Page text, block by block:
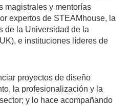
magistrales y mentorías
expertos de STEAMhouse, la
de la Universidad de la
e instituciones líderes de
proyectos de diseño
la profesionalización y la
y lo hace acompañando